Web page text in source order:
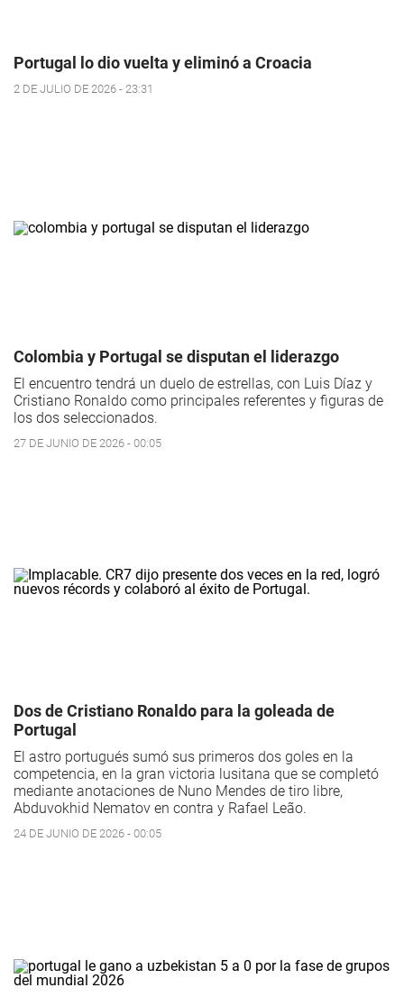
Portugal lo dio vuelta y eliminó a Croacia
2 DE JULIO DE 2026 - 23:31
Colombia y Portugal se disputan el liderazgo
El encuentro tendrá un duelo de estrellas, con Luis Díaz y
Cristiano Ronaldo como principales referentes y figuras de
los dos seleccionados.
27 DE JUNIO DE 2026 - 00:05
Dos de Cristiano Ronaldo para la goleada de
Portugal
El astro portugués sumó sus primeros dos goles en la
competencia, en la gran victoria lusitana que se completó
mediante anotaciones de Nuno Mendes de tiro libre,
Abduvokhid Nematov en contra y Rafael Leão.
24 DE JUNIO DE 2026 - 00:05